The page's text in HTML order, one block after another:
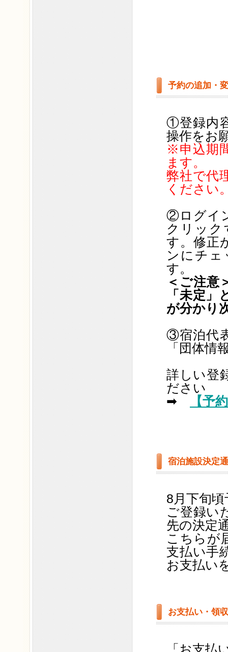
予約の追加・
①登録内
操作をお
※申込期
ます。
弊社で代
ください
②ログイ
クリック
す。修正
ンにチェ
す。
＜ご注意
「未定
が分かり
③宿泊代
「団体情
詳しい登
ださい
➡
【予
宿泊施設決定
8月下旬頃
ご登録い
先の決定
こちらが
支払い手
お支払い
お支払い・領
「お支払